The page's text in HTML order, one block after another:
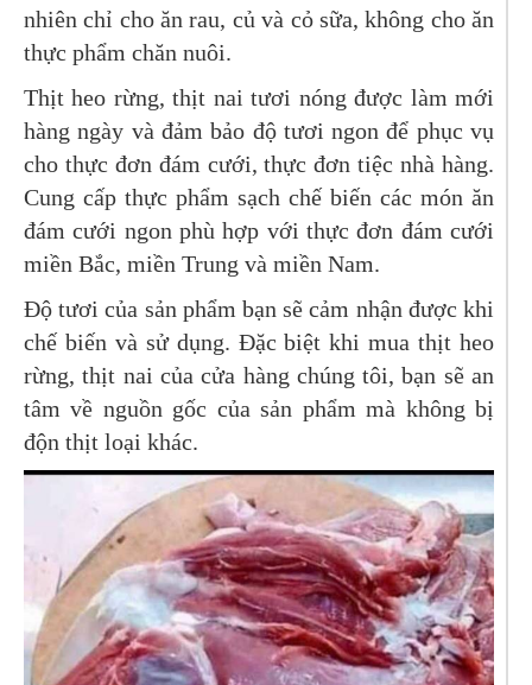
nhiên chỉ cho ăn rau, củ và cỏ sữa, không cho ăn
thực phẩm chăn nuôi.
Thịt heo rừng, thịt nai tươi nóng được làm mới
hàng ngày và đảm bảo độ tươi ngon để phục vụ
cho thực đơn đám cưới, thực đơn tiệc nhà hàng.
Cung cấp thực phẩm sạch chế biến các món ăn
đám cưới ngon phù hợp với thực đơn đám cưới
miền Bắc, miền Trung và miền Nam.
Độ tươi của sản phẩm bạn sẽ cảm nhận được khi
chế biến và sử dụng. Đặc biệt khi mua thịt heo
rừng, thịt nai của cửa hàng chúng tôi, bạn sẽ an
tâm về nguồn gốc của sản phẩm mà không bị
độn thịt loại khác.